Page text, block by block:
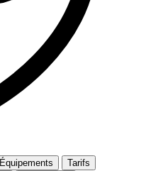
Équipements
Tarifs